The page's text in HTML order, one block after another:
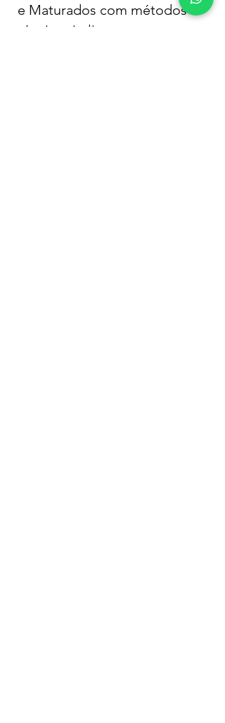
e Maturados com métodos e
técnicas italianas.